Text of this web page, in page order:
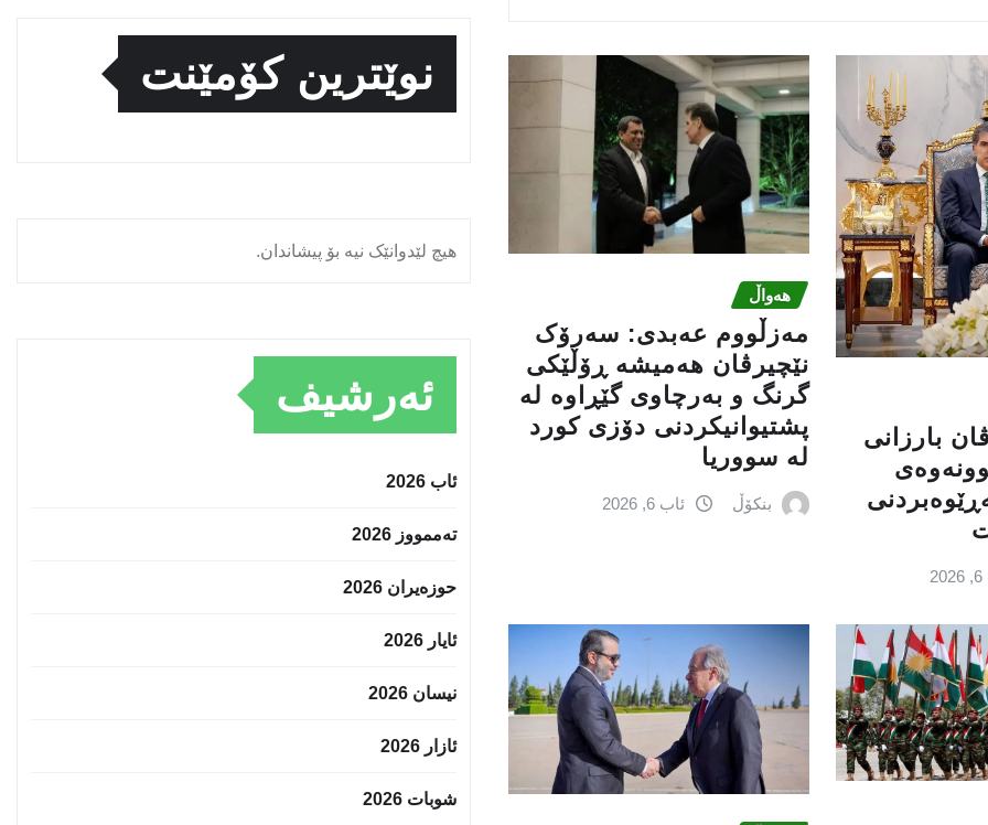
بارزانی
هەواڵ
مەزڵووم عەبدی: سەرۆک
نێچیرڤان هەمیشە ڕۆڵێکی
گرنگ و بەرچاوی گێڕاوە لە
پشتیوانیکردنی دۆزی کورد
لە سووریا
بنکۆڵ ئاب 6, 2026
نوێترین کۆمێنت
هیچ لێدوانێک نیە بۆ پیشاندان.
ئەرشیف
ئاب 2026
تەممووز 2026
حوزه‌یران 2026
ئایار 2026
نیسان 2026
ئازار 2026
شوبات 2026